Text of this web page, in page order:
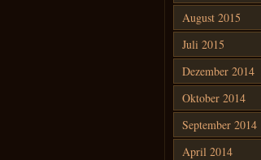
August 2015
Juli 2015
Dezember 2014
Oktober 2014
September 2014
April 2014